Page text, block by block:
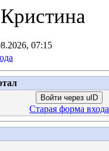
07:15
Войти через uID
Старая форма входа